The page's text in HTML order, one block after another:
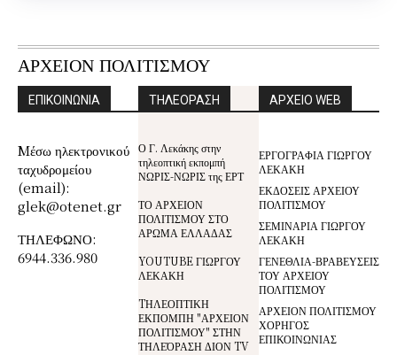
ΑΡΧΕΙΟΝ ΠΟΛΙΤΙΣΜΟΥ
ΕΠΙΚΟΙΝΩΝΙΑ
Mέσω ηλεκτρονικού
ταχυδρομείου
(email):
glek@otenet.gr
ΤΗΛΕΦΩΝΟ:
6944.336.980
ΤΗΛΕΟΡΑΣΗ
Ο Γ. Λεκάκης στην
τηλεοπτική εκπομπή
ΝΩΡΙΣ-ΝΩΡΙΣ της ΕΡΤ
ΤΟ ΑΡΧΕΙΟΝ
ΠΟΛΙΤΙΣΜΟΥ ΣΤΟ
ΑΡΩΜΑ ΕΛΛΑΔΑΣ
YOUTUBE ΓΙΩΡΓΟΥ
ΛΕΚΑΚΗ
TΗΛΕΟΠΤΙΚΗ
ΕΚΠΟΜΠΗ "ΑΡΧΕΙΟΝ
ΠΟΛΙΤΙΣΜΟΥ" ΣΤΗΝ
ΤΗΛΕΌΡΑΣΗ ΔΙΟΝ TV
ΑΡΧΕΙΟ WEB
ΕΡΓΟΓΡΑΦΙΑ ΓΙΩΡΓΟΥ
ΛΕΚΑΚΗ
ΕΚΔΟΣΕΙΣ ΑΡΧΕΙΟΥ
ΠΟΛΙΤΙΣΜΟΥ
ΣΕΜΙΝΑΡΙΑ ΓΙΩΡΓΟΥ
ΛΕΚΑΚΗ
ΓΕΝΕΘΛΙΑ-ΒΡΑΒΕΥΣΕΙΣ
ΤΟΥ ΑΡΧΕΙΟΥ
ΠΟΛΙΤΙΣΜΟΥ
ΑΡΧΕΙΟΝ ΠΟΛΙΤΙΣΜΟΥ
ΧΟΡΗΓΟΣ
ΕΠΙΚΟΙΝΩΝΙΑΣ